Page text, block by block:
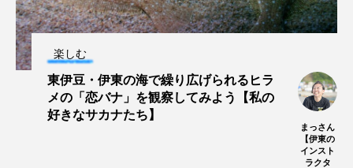
桂浜水族館 梅雨 棘皮動物
横浜開運水族館
死滅回遊魚 水 水族館 水族館人
楽しむ
東伊豆・伊東の海で繰り広げられるヒラ
メの「恋バナ」を観察してみよう【私の
好きなサカナたち】
まっさん
【伊東の
インスト
ラクタ